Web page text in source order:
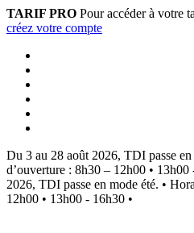
TARIF PRO Pour accéder à votre
créez votre compte
Du 3 au 28 août 2026, TDI passe en
d’ouverture : 8h30 – 12h00 • 13h00
2026, TDI passe en mode été. •
12h00 • 13h00 - 16h30 •